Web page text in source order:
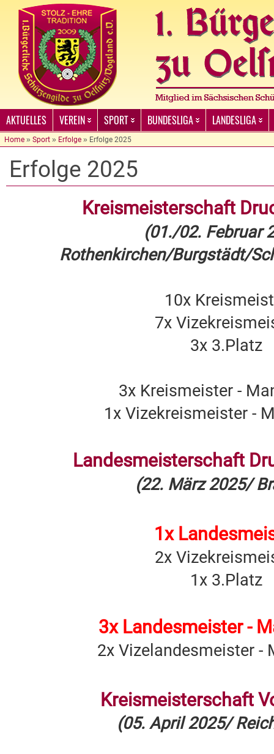
AKTUELLES VEREIN SPORT BUNDESLIGA LANDESLIGA
Home » Sport » Erfolge » Erfolge 2025
Erfolge 2025
Kreismeisterschaft
(01./02. Februar
Rothenkirchen/Burgstädt/
10x
7x
3x 3.Platz
3x Kreismeister -
1x Vizekreismeister -
Landesmeisterschaft
(22. März 2025/
1x
2x
1x 3.Platz
3x Landesmeister -
2x Vizelandesmeister -
Kreismeisterschaft
(05. April 2025/